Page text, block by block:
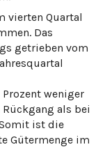
vierten Quartal
Das
getrieben vom
weniger
als bei
ist die
Gütermenge im